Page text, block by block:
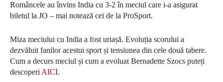
Româncele au învins India cu 3-2 în meciul care i-a asigurat
biletul la JO – mai notează cei de la ProSport.
Miza meciului cu India a fost uriașă. Evoluția scorului a
dezvăluit fanilor acestui sport și tensiunea din cele două tabere.
Cum a decurs meciul și cum a evoluat Bernadette Szocs puteți
descoperi AICI.